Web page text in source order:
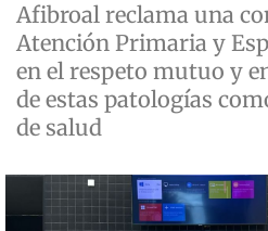
Afibroal reclama una
Atención Primaria y
en el respeto mutuo y
de estas patologías
de salud